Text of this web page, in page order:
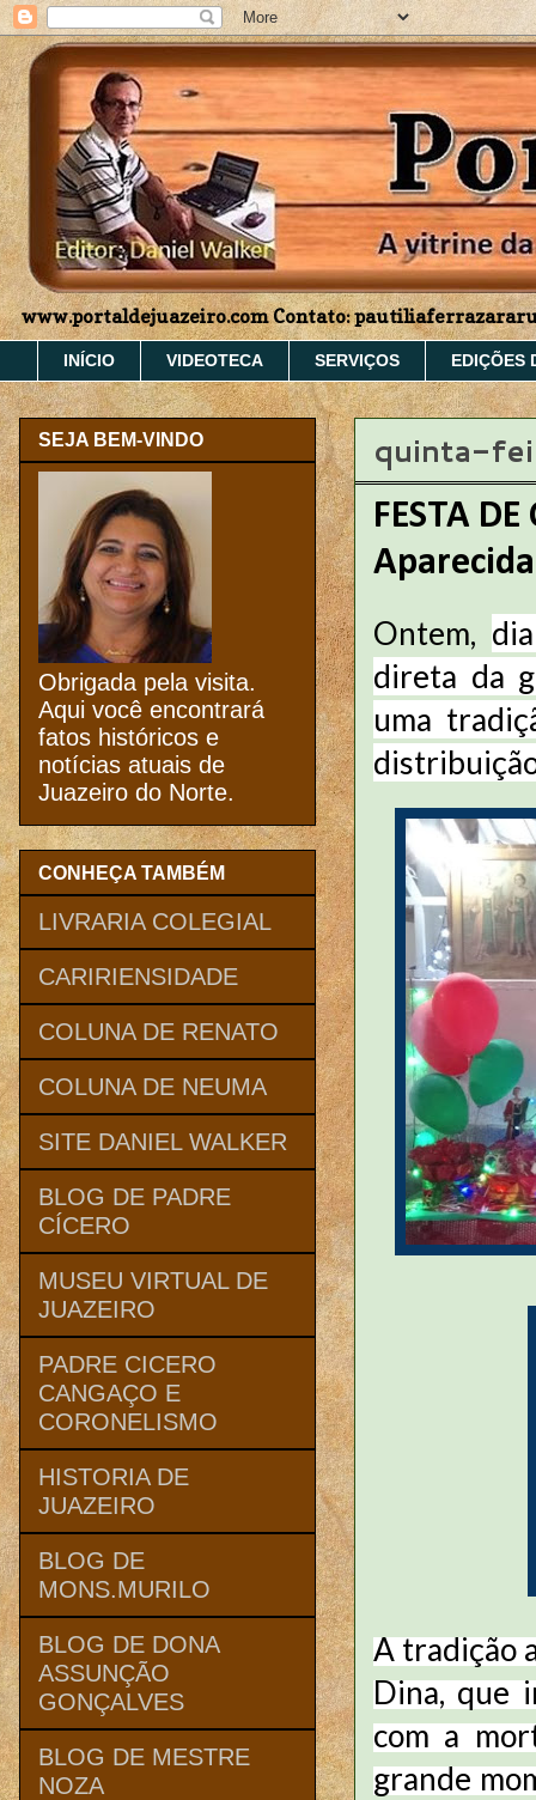
www.portaldejuazeiro.com Contato:
INÍCIO VIDEOTECA SERVIÇOS EDIÇÕES
quinta-
FESTA
Ontem,
direta da
uma
A tradição
Dina, que
com a
grande
SEJA BEM-VINDO
Obrigada pela visita.
Aqui você encontrará
fatos históricos e
notícias atuais de
Juazeiro do Norte.
CONHEÇA TAMBÉM
LIVRARIA COLEGIAL
CARIRIENSIDADE
COLUNA DE RENATO
COLUNA DE NEUMA
SITE DANIEL WALKER
BLOG DE PADRE
CÍCERO
MUSEU VIRTUAL DE
JUAZEIRO
PADRE CICERO
CANGAÇO E
CORONELISMO
HISTORIA DE
JUAZEIRO
BLOG DE
MONS.MURILO
BLOG DE DONA
ASSUNÇÃO
GONÇALVES
BLOG DE MESTRE
NOZA